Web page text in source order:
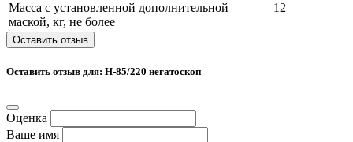
Масса с установленной дополнительной
маской, кг, не более
12
Оставить отзыв
Оставить отзыв для: Н-85/220 негатоскоп
Оценка
Ваше имя